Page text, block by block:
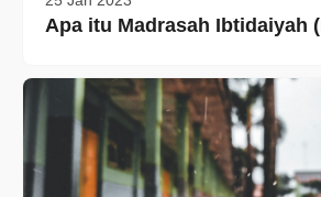
Apa itu Madrasah Ibtidaiyah